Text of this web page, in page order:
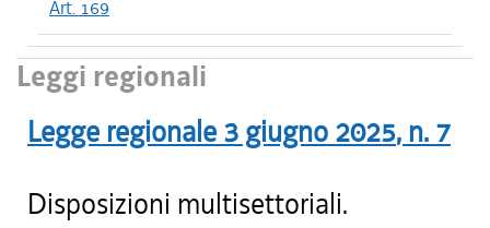
Art. 169
Leggi regionali
Legge regionale 3 giugno 2025, n. 7
Disposizioni multisettoriali.